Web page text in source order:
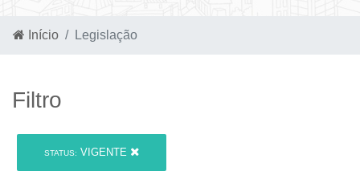
Início Legislação
Filtro
STATUS: VIGENTE